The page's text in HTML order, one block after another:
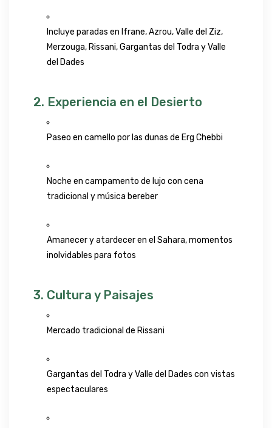
Incluye paradas en Ifrane, Azrou, Valle del Ziz,
Merzouga, Rissani, Gargantas del Todra y Valle
del Dades
2. Experiencia en el Desierto
Paseo en camello por las dunas de Erg Chebbi
Noche en campamento de lujo con cena
tradicional y música bereber
Amanecer y atardecer en el Sahara, momentos
inolvidables para fotos
3. Cultura y Paisajes
Mercado tradicional de Rissani
Gargantas del Todra y Valle del Dades con vistas
espectaculares